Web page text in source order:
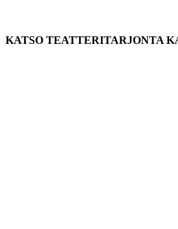
KATSO TEATTERITARJONTA